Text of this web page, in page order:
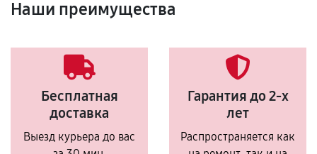
Наши преимущества
Бесплатная
доставка
Выезд курьера до вас
Гарантия до 2-х
лет
Распространяется как